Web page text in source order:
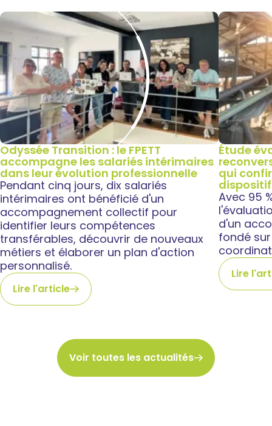
Odyssée Transition : le FPETT
accompagne les salariés intérimaires
dans leur évolution professionnelle
Pendant cinq jours, dix salariés
intérimaires ont bénéficié d'un
accompagnement collectif pour
identifier leurs compétences
transférables, découvrir de nouveaux
métiers et élaborer un plan d'action
personnalisé.
Lire l'article
Étude
qui
dispositif
Avec 95
d'un
fondé
Lire
Voir toutes les actualités